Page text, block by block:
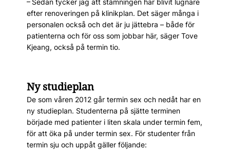
– Sedan tycker jag att stämningen har blivit lugnare
efter renoveringen på klinikplan. Det säger många i
personalen också och det är ju jättebra – både för
patienterna och för oss som jobbar här, säger Tove
Kjeang, också på termin tio.
Ny studieplan
De som våren 2012 går termin sex och nedåt har en
ny studieplan. Studenterna på sjätte terminen
började med patienter i liten skala under termin fem,
för att öka på under termin sex. För studenter från
termin sju och uppåt gäller följande: